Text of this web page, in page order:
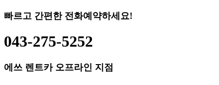
빠르고 간편한 전화예약하세요!
043-275-5252
에쓰 렌트카 오프라인 지점